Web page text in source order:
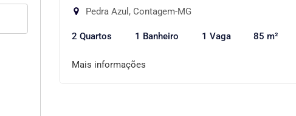
Pedra Azul, Contagem-MG
2 Quartos 1 Banheiro 1 Vaga 85 m²
Mais informações